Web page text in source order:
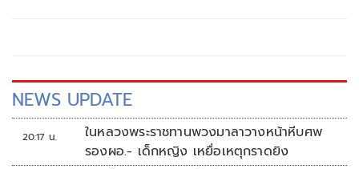
NEWS UPDATE
20:17 น.
ในหลวงพระราชทานพวงมาลาวางหน้าหีบศพ
รองผอ.- เด็กหญิง เหยื่อเหตุกราดยิง